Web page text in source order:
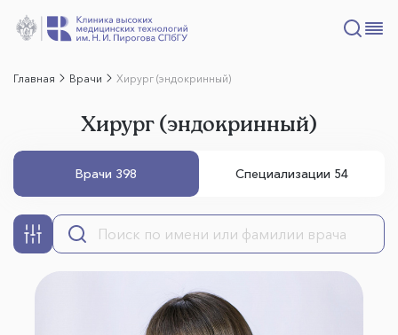
Главная Врачи Хирург (эндокринный)
Хирург (эндокринный)
Врачи 398 Специализации 54